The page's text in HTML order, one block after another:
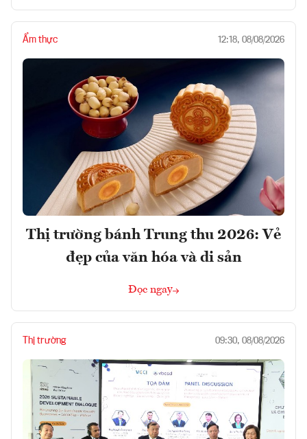
Ẩm thực 12:18, 08/08/2026
Thị trường bánh Trung thu 2026: Vẻ
đẹp của văn hóa và di sản
Đọc ngay
Thị trường 09:30, 08/08/2026